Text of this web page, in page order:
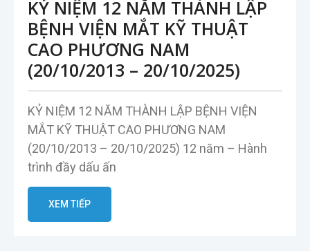
KỶ NIỆM 12 NĂM THÀNH LẬP
BỆNH VIỆN MẮT KỸ THUẬT
CAO PHƯƠNG NAM
(20/10/2013 – 20/10/2025)
KỶ NIỆM 12 NĂM THÀNH LẬP BỆNH VIỆN
MẮT KỸ THUẬT CAO PHƯƠNG NAM
(20/10/2013 – 20/10/2025) 12 năm – Hành
trình đầy dấu ấn
XEM TIẾP